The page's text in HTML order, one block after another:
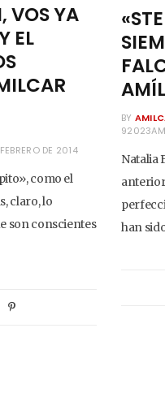
VOS YA
EL
DE 2014
como el
claro, lo
son conscientes
BY
Natalia
han